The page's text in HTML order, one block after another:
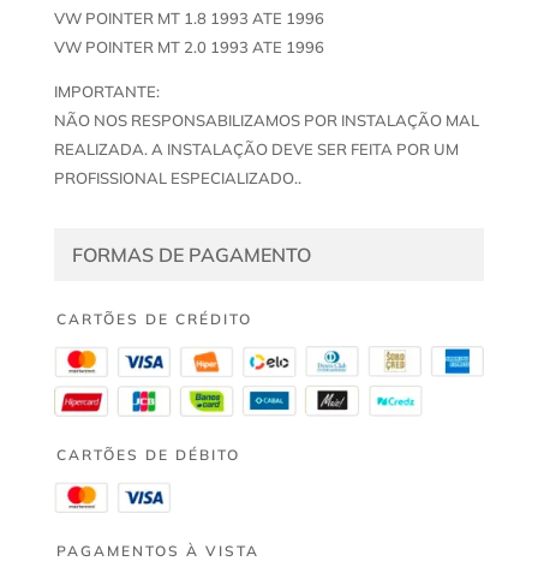
VW POINTER MT 1.8 1993 ATE 1996
VW POINTER MT 2.0 1993 ATE 1996
IMPORTANTE:
NÃO NOS RESPONSABILIZAMOS POR INSTALAÇÃO MAL
REALIZADA. A INSTALAÇÃO DEVE SER FEITA POR UM
PROFISSIONAL ESPECIALIZADO..
FORMAS DE PAGAMENTO
CARTÕES DE CRÉDITO
CARTÕES DE DÉBITO
PAGAMENTOS À VISTA